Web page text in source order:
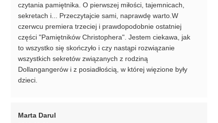
czytania pamiętnika. O pierwszej miłości, tajemnicach,
sekretach i... Przeczytajcie sami, naprawdę warto.W
czerwcu premiera trzeciej i prawdopodobnie ostatniej
części "Pamiętników Christophera". Jestem ciekawa, jak
to wszystko się skończyło i czy nastąpi rozwiązanie
wszystkich sekretów związanych z rodziną
Dollangangerów i z posiadłością, w której więzione były
dzieci.
Marta Darul